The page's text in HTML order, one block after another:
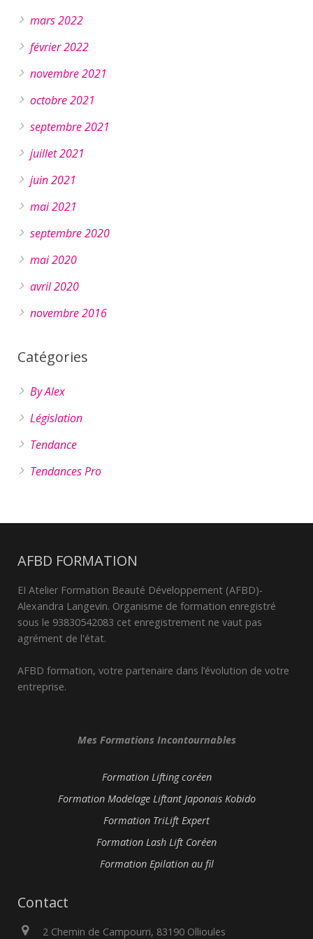
mars 2022
février 2022
novembre 2021
octobre 2021
septembre 2021
juillet 2021
juin 2021
mai 2021
septembre 2020
mai 2020
avril 2020
novembre 2016
Catégories
By Alex
Législation
Tendance
Tendances Pro
AFBD FORMATION
EI Atelier Formation Beauté Développement (AFBD)-
Alexandra Langevin. Organisme de formation enregistré
sous le 93830542083 cet enregistrement ne vaut pas
agrément de l'état.
AFBD formation, votre partenaire dans l’évolution de votre
entreprise.
Mes Formations Incontournables
Formation Lifting coréen
Formation Modelage Liftant Japonais Kobido
Formation TriLift Expert
Formation Lash Lift Coréen
Formation Epilation au fil
Contact
2 Chemin de Campourri, 83190 Ollioules